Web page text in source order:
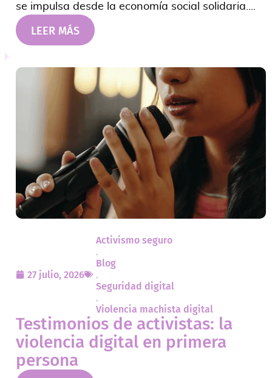
se impulsa desde la economía social solidaria....
LEER MÁS
27 julio, 2026
Activismo seguro
Blog
Seguridad digital
Violencia machista digital
Testimonios de activistas: la
violencia digital en primera
persona